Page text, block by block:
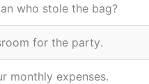
?Can you describe the man who stole the bag
.They decorate the classroom for the party
.We need to decrease our monthly expenses